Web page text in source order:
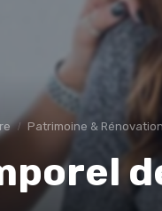
Patrimoine & Rénovation